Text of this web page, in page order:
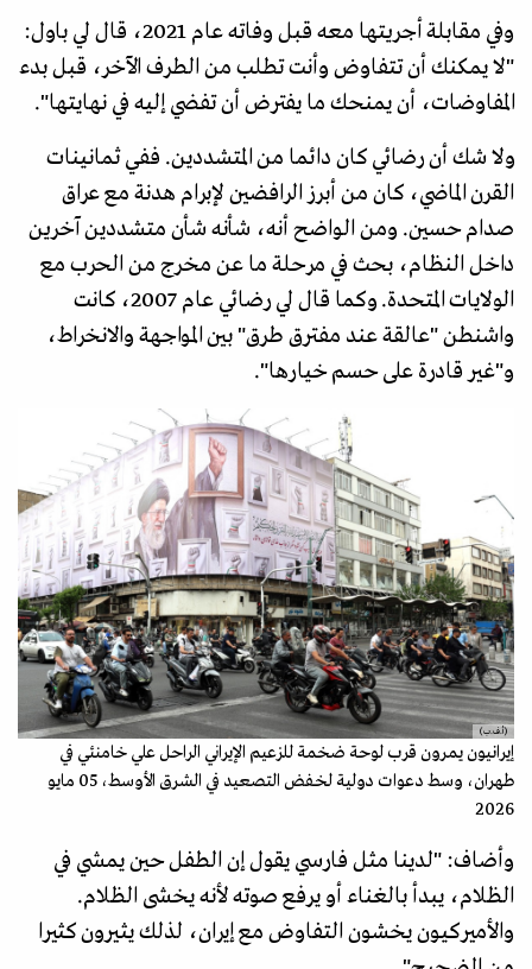
وفي مقابلة أجريتها معه قبل وفاته عام 2021، قال لي باول:
"لا يمكنك أن تتفاوض وأنت تطلب من الطرف الآخر، قبل بدء
المفاوضات، أن يمنحك ما يفترض أن تفضي إليه في نهايتها".
ولا شك أن رضائي كان دائما من المتشددين. ففي ثمانينات
القرن الماضي، كان من أبرز الرافضين لإبرام هدنة مع عراق
صدام حسين. ومن الواضح أنه، شأنه شأن متشددين آخرين
داخل النظام، بحث في مرحلة ما عن مخرج من الحرب مع
الولايات المتحدة. وكما قال لي رضائي عام 2007، كانت
واشنطن "عالقة عند مفترق طرق" بين المواجهة والانخراط،
و"غير قادرة على حسم خيارها".
(أ.ف.ب)
إيرانيون يمرون قرب لوحة ضخمة للزعيم الإيراني الراحل علي خامنئي في
طهران، وسط دعوات دولية لخفض التصعيد في الشرق الأوسط، 05 مايو
2026
وأضاف: "لدينا مثل فارسي يقول إن الطفل حين يمشي في
الظلام، يبدأ بالغناء أو يرفع صوته لأنه يخشى الظلام.
والأميركيون يخشون التفاوض مع إيران، لذلك يثيرون كثيرا